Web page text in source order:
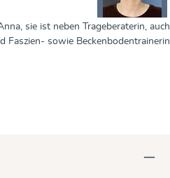
sie ist neben Trageberaterin, auch
Faszien- sowie Beckenbodentrainerin